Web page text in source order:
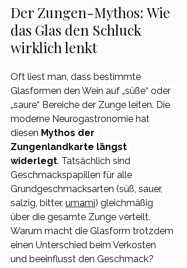
Der Zungen-Mythos: Wie
das Glas den Schluck
wirklich lenkt
Oft liest man, dass bestimmte
Glasformen den Wein auf „süße“ oder
„saure“ Bereiche der Zunge leiten. Die
moderne Neurogastronomie hat
diesen Mythos der
Zungenlandkarte längst
widerlegt. Tatsächlich sind
Geschmackspapillen für alle
Grundgeschmacksarten (süß, sauer,
salzig, bitter, umami) gleichmäßig
über die gesamte Zunge verteilt.
Warum macht die Glasform trotzdem
einen Unterschied beim Verkosten
und beeinflusst den Geschmack?